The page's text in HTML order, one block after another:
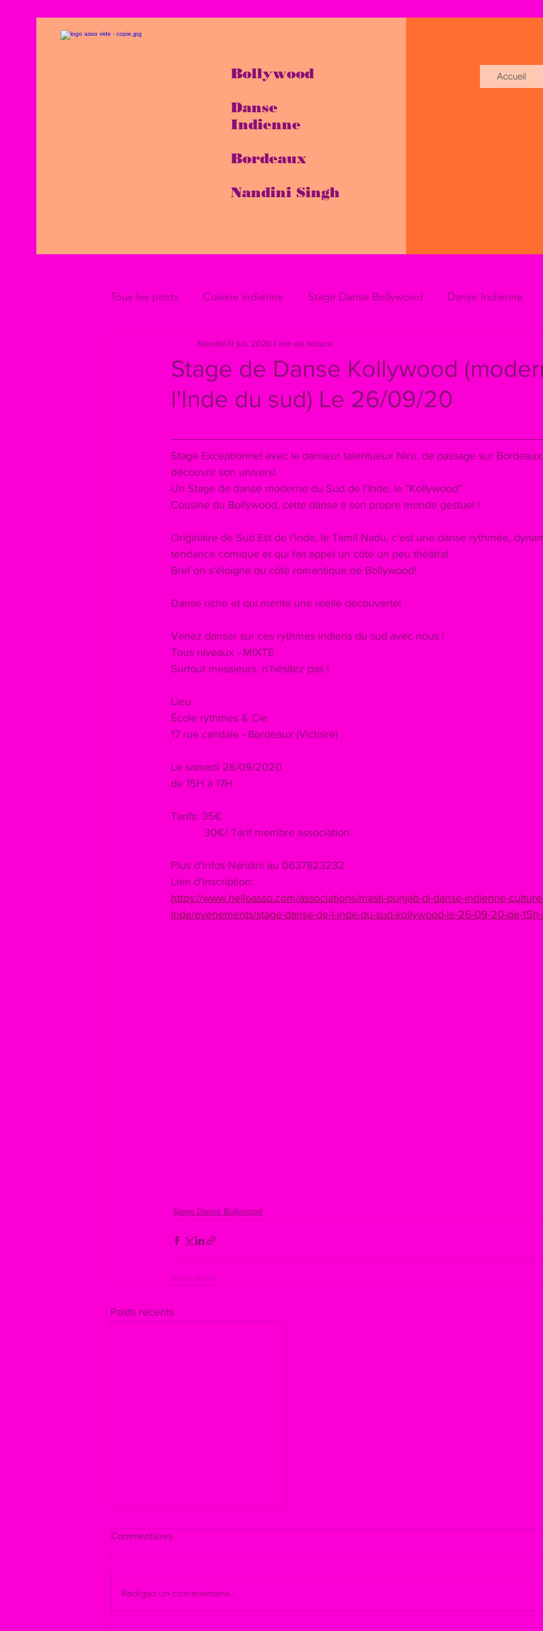
Bollywood
Danse
Indienne
Bordeaux
Nandini Singh
Accueil
Tous les posts Cuisine indienne Stage Danse Bollywood Danse Indienne
Stage de Danse Kollywood
l'Inde du sud) Le 26/09/20
Nandini 11 juil. 2020 1 min de lecture
Stage Exceptionnel avec le danseur talentueux Niru, de passage sur
découvrir son univers!
Un Stage de danse moderne du Sud de l'Inde, le "Kollywood"
Cousine du Bollywood, cette danse a son propre monde gestuel !
Originaire de Sud Est de l'Inde, le Tamil Nadu, c'est une danse rythmée,
tendance comique et qui fait appel un côté un peu théâtral.
Bref on s'éloigne du côté romantique de Bollywood!
Danse riche et qui mérite une réelle découverte!
Venez danser sur ces rythmes indiens du sud avec nous !
Tous niveaux - MIXTE
Surtout messieurs, n'hésitez pas !
Lieu:
École rythmes & Cie
17 rue candale - Bordeaux (Victoire)
Le samedi 26/09/2020
de 15H à 17H
Tarifs: 35€
           30€/ Tarif membre association
Plus d'infos Nandini au 0637823232
Lien d'inscription:
https://www.helloasso.com/associations/masti-punjab-di-danse-indienne-
inde/evenements/stage-danse-de-l-inde-du-sud-kollywood-le-26-09-20-de-15h-
Stage Danse Bollywood
Posts récents
Commentaires
Rédigez un commentaire...